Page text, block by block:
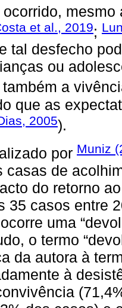
et al., 2019;
tal desfecho
ou
a
que as
2005).
por Muniz
casas de
do retorno
35 casos entre
uma
o termo
da autora à
à